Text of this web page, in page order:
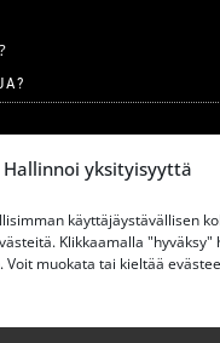
Hallinnoi yksityisyyttä
käyttäjäystävällisen
Klikkaamalla "hyväksy"
Voit muokata tai kieltää
EHDOT
JA HOITO-OHJEET